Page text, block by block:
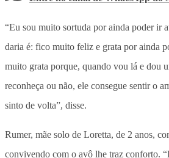
“Eu sou muito sortuda por ainda poder ir
daria é: fico muito feliz e grata por ainda
muito grata porque, quando vou lá e dou
reconheça ou não, ele consegue sentir o
sinto de volta”, disse.
Rumer, mãe solo de Loretta, de 2 anos,
convivendo com o avô lhe traz conforto.